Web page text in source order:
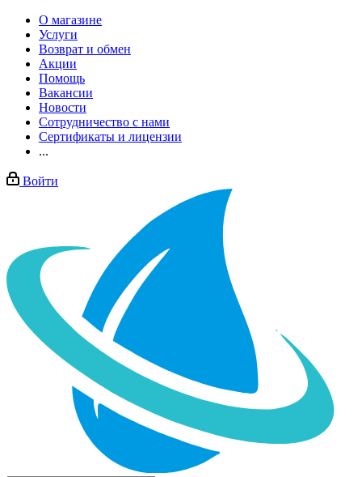
О магазине
Услуги
Возврат и обмен
Акции
Помощь
Вакансии
Новости
Сотрудничество с нами
Сертификаты и лицензии
...
Войти